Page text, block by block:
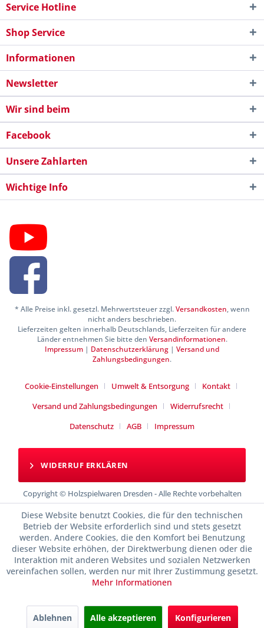
Service Hotline
Shop Service
Informationen
Newsletter
Wir sind beim
Facebook
Unsere Zahlarten
Wichtige Info
* Alle Preise inkl. gesetzl. Mehrwertsteuer zzgl.Versandkosten, wenn
nicht anders beschrieben.
Lieferzeiten gelten innerhalb Deutschlands, Lieferzeiten für andere
Länder entnehmen Sie bitte den Versandinformationen.
Impressum | Datenschutzerklärung | Versand und
Zahlungsbedingungen.
Cookie-Einstellungen Umwelt & Entsorgung
Kontakt
Versand und Zahlungsbedingungen
Widerrufsrecht
Datenschutz
AGB Impressum
WIDERRUF ERKLÄREN
Copyright © Holzspielwaren Dresden - Alle Rechte vorbehalten
Diese Website benutzt Cookies, die für den technischen
Betrieb der Website erforderlich sind und stets gesetzt
werden. Andere Cookies, die den Komfort bei Benutzung
dieser Website erhöhen, der Direktwerbung dienen oder die
Interaktion mit anderen Websites und sozialen Netzwerken
vereinfachen sollen, werden nur mit Ihrer Zustimmung gesetzt.
Mehr Informationen
Ablehnen Alle akzeptieren Konfigurieren